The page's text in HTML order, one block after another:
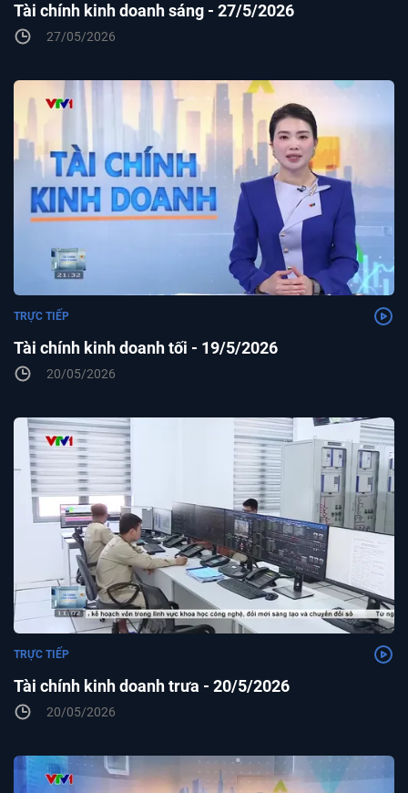
Tài chính kinh doanh sáng - 27/5/2026
27/05/2026
Tài chính kinh doanh tối - 19/5/2026
TRỰC TIẾP
20/05/2026
Tài chính kinh doanh trưa - 20/5/2026
TRỰC TIẾP
20/05/2026